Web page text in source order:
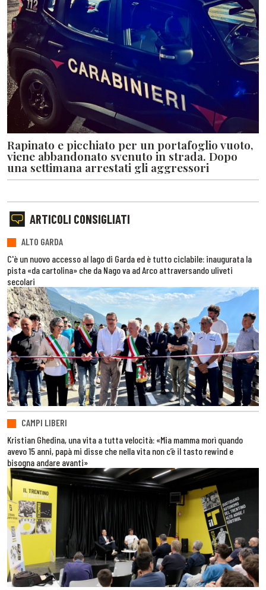
Rapinato e picchiato per un portafoglio vuoto,
viene abbandonato svenuto in strada. Dopo
una settimana arrestati gli aggressori
ARTICOLI CONSIGLIATI
ALTO GARDA
C'è un nuovo accesso al lago di Garda ed è tutto ciclabile: inaugurata la
pista «da cartolina» che da Nago va ad Arco attraversando uliveti
secolari
CAMPI LIBERI
Kristian Ghedina, una vita a tutta velocità: «Mia mamma morì quando
avevo 15 anni, papà mi disse che nella vita non c’è il tasto rewind e
bisogna andare avanti»